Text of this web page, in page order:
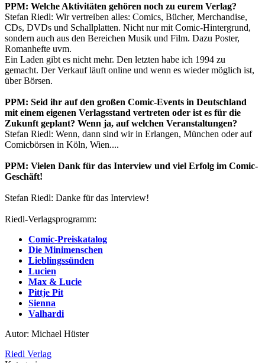
PPM: Welche Aktivitäten gehören noch zu eurem Verlag?
Stefan Riedl: Wir vertreiben alles: Comics, Bücher, Merchandise,
CDs, DVDs und Schallplatten. Nicht nur mit Comic-Hintergrund,
sondern auch aus den Bereichen Musik und Film. Dazu Poster,
Romanhefte uvm.
Ein Laden gibt es nicht mehr. Den letzten habe ich 1994 zu
gemacht. Der Verkauf läuft online und wenn es wieder möglich ist,
über Börsen.
PPM: Seid ihr auf den großen Comic-Events in Deutschland
mit einem eigenen Verlagsstand vertreten oder ist es für die
Zukunft geplant? Wenn ja, auf welchen Veranstaltungen?
Stefan Riedl: Wenn, dann sind wir in Erlangen, München oder auf
Comicbörsen in Köln, Wien....
PPM: Vielen Dank für das Interview und viel Erfolg im Comic-
Geschäft!
Stefan Riedl: Danke für das Interview!
Riedl-Verlagsprogramm:
Comic-Preiskatalog
Die Minimenschen
Lieblingssünden
Lucien
Max & Lucie
Pittje Pit
Sienna
Valhardi
Autor: Michael Hüster
Riedl Verlag